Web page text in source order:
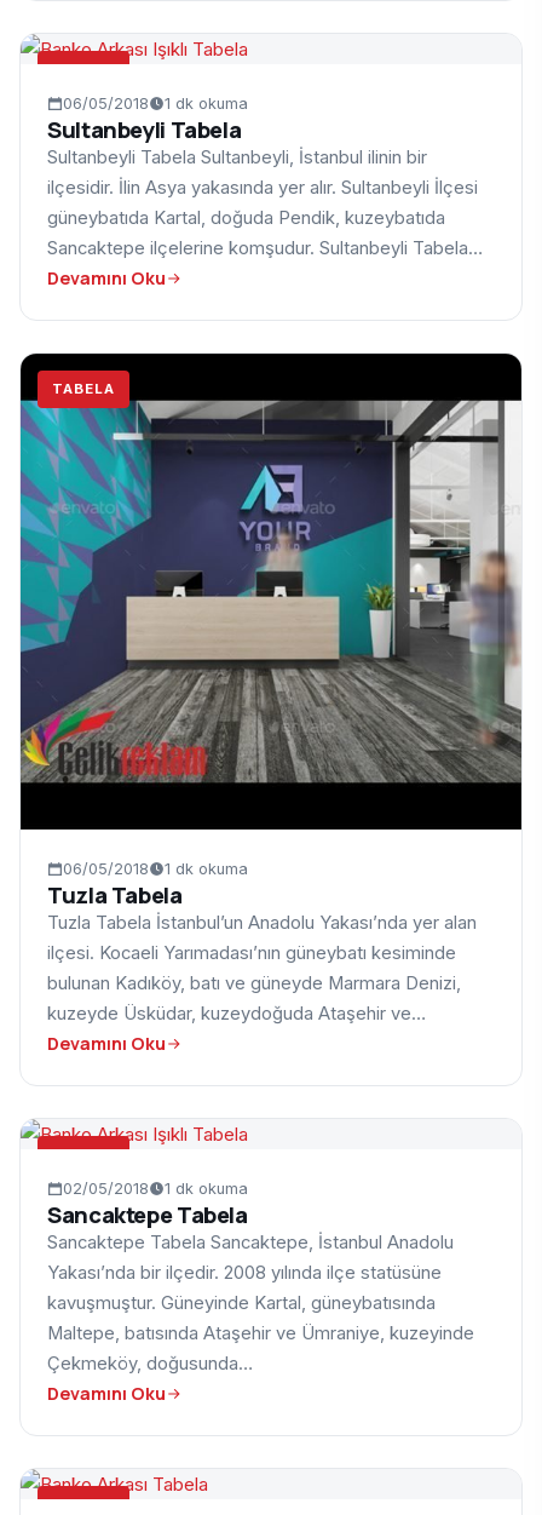
TABELA
06/05/2018 1 dk okuma
Sultanbeyli Tabela
Sultanbeyli Tabela Sultanbeyli, İstanbul ilinin bir
ilçesidir. İlin Asya yakasında yer alır. Sultanbeyli İlçesi
güneybatıda Kartal, doğuda Pendik, kuzeybatıda
Sancaktepe ilçelerine komşudur. Sultanbeyli Tabela…
Devamını Oku
TABELA
06/05/2018 1 dk okuma
Tuzla Tabela
Tuzla Tabela İstanbul’un Anadolu Yakası’nda yer alan
ilçesi. Kocaeli Yarımadası’nın güneybatı kesiminde
bulunan Kadıköy, batı ve güneyde Marmara Denizi,
kuzeyde Üsküdar, kuzeydoğuda Ataşehir ve…
Devamını Oku
TABELA
02/05/2018 1 dk okuma
Sancaktepe Tabela
Sancaktepe Tabela Sancaktepe, İstanbul Anadolu
Yakası’nda bir ilçedir. 2008 yılında ilçe statüsüne
kavuşmuştur. Güneyinde Kartal, güneybatısında
Maltepe, batısında Ataşehir ve Ümraniye, kuzeyinde
Çekmeköy, doğusunda…
Devamını Oku
TABELA